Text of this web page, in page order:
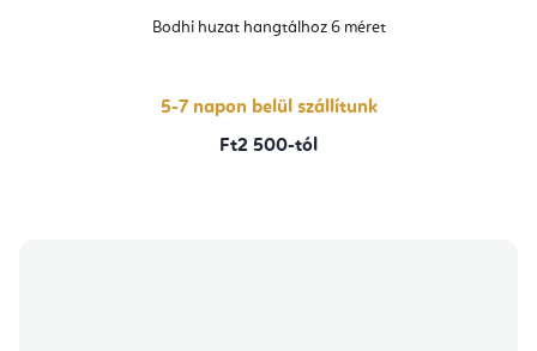
Bodhi huzat hangtálhoz 6 méret
5-7 napon belül szállítunk
Ft2 500-tól